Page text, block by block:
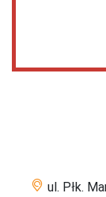
ul. Płk.